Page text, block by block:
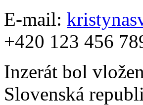
E-mail:
+420 123 456
Inzerát bol
Slovenská